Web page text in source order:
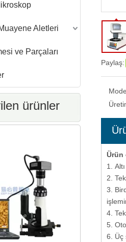
Aletleri
ve Parçaları
ürünler
Dijital
Paylaş:
Ürün
1.
2.
3.
4.
5.
6. Üç